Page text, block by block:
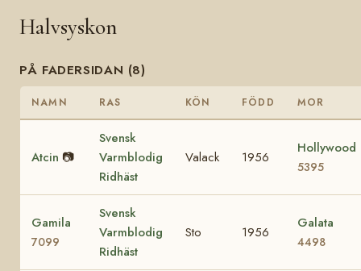
Halvsyskon
PÅ FADERSIDAN (8)
NAMN RAS KÖN FÖDD MOR
Atcin 📷
Svensk
Varmblodig
Ridhäst
Valack 1956
Hollywood
5395
Gamila
7099
Svensk
Varmblodig
Ridhäst
Sto 1956
Galata
4498